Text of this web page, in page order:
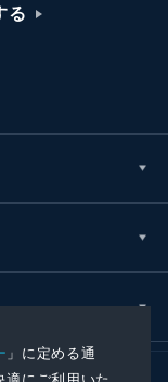
」に定める通
る